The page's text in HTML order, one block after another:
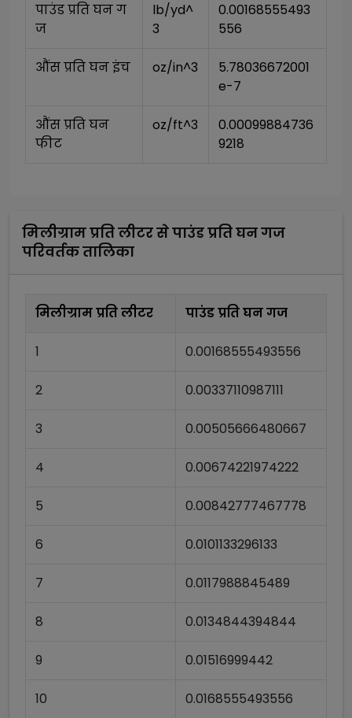
पाउंड प्रति घन ग
ज
lb/yd^
3
0.00168555493
556
औंस प्रति घन इंच oz/in^3
5.78036672001
e-7
औंस प्रति घन
फीट
oz/ft^3
0.00099884736
9218
मिलीग्राम प्रति लीटरसेपाउंड प्रति घन गज
परिवर्तक तालिका
मिलीग्राम प्रति लीटर पाउंड प्रति घन गज
1 0.00168555493556
2 0.00337110987111
3 0.00505666480667
4 0.00674221974222
5 0.00842777467778
6 0.0101133296133
7 0.0117988845489
8 0.0134844394844
9 0.01516999442
10 0.0168555493556